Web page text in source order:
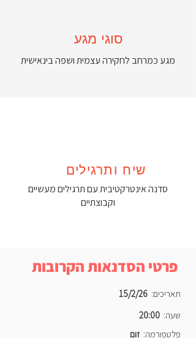
סוגי מגע
מגע כמרחב לחקירה עצמית ושפה בינאישית
שיח ותרגילים
סדנה אינטרקטיבית עם תרגילים מעשיים
וקבוצתיים
פרטי הסדנאות הקרובות
תאריכים: 15/2/26
שעה: 20:00
פלטפורמה: זום